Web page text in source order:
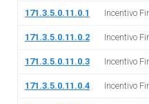
171.3.5.0.11.0.1 Incentivo
171.3.5.0.11.0.2 Incentivo
171.3.5.0.11.0.3 Incentivo
171.3.5.0.11.0.4 Incentivo